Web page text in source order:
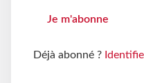
Je m'abonne
Déjà abonné ?